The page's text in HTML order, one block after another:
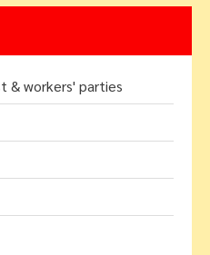
& workers' parties